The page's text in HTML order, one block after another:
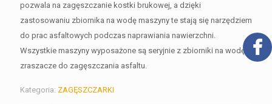
pozwala na zagęszczanie kostki brukowej, a dzięki
zastosowaniu zbiornika na wodę maszyny te stają się narzędziem
do prac asfaltowych podczas naprawiania nawierzchni.
Wszystkie maszyny wyposażone są seryjnie z zbiorniki na wodę i
zraszacze do zagęszczania asfaltu.
Kategoria: ZAGĘSZCZARKI